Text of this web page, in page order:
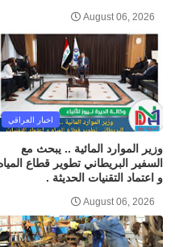
August 06, 2026
اخبار العراقي
وزير الموارد المائية .. يبحث مع
السفير البريطاني تطوير قطاع
و اعتماد التقنيات الحديثة .
August 06, 2026